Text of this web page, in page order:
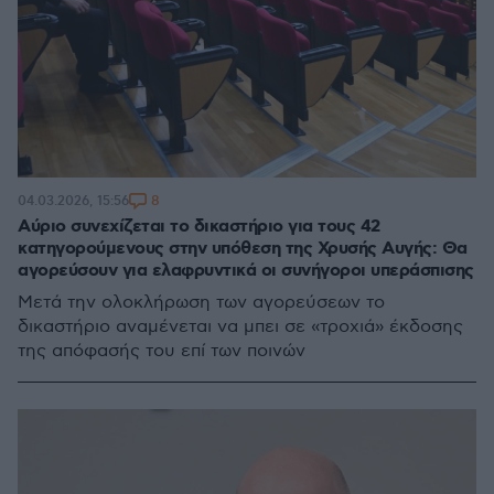
Αύριο συνεχίζεται το δικαστήριο για τους 42
κατηγορούμενους στην υπόθεση της Χρυσής Αυγής: Θα
αγορεύσουν για ελαφρυντικά οι συνήγοροι υπεράσπισης
Μετά την ολοκλήρωση των αγορεύσεων το
δικαστήριο αναμένεται να μπει σε «τροχιά» έκδοσης
της απόφασής του επί των ποινών
04.03.2026, 15:56 8